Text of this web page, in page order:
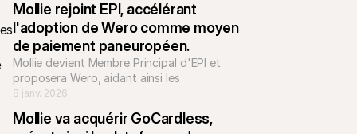
Mollie rejoint EPI, accélérant
l'adoption de Wero comme moyen
de paiement paneuropéen.
Mollie devient Membre Principal d'EPI et
proposera Wero, aidant ainsi les
commerçants à accepter une méthode de
l'Europe à partir de 2026.
8 janv. 2026
Mollie va acquérir GoCardless,